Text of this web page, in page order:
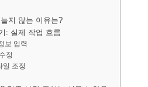
지 않는 이유는?
: 실제 작업 흐름
보 입력
정
일 조정